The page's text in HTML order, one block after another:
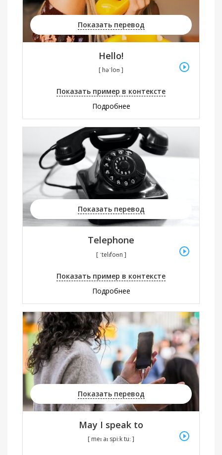
Показать перевод
Hello!
[ həˈloʊ ]
Показать пример в контексте
Подробнее
Показать перевод
Telephone
[ ˈtelɪfoʊn ]
Показать пример в контексте
Подробнее
Показать перевод
May I speak to
[ meɪ aɪ spiːk tuː ]